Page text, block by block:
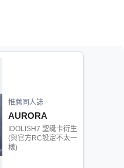
推薦同人誌
AURORA
IDOLISH7 聖誕卡衍生
(與官方RC設定不太一
樣)